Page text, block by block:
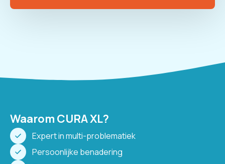
Waarom CURA XL?
Expert in multi-problematiek
Persoonlijke benadering